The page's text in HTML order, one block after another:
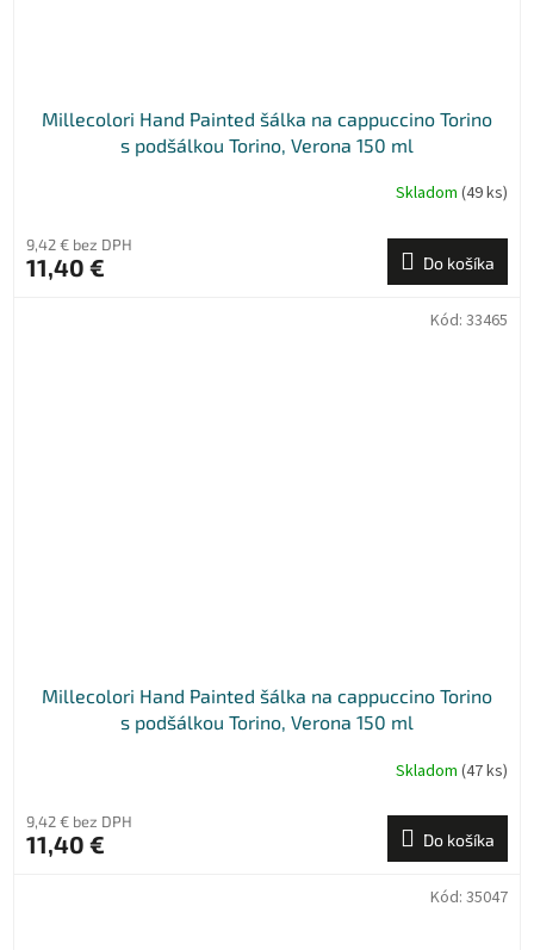
Millecolori Hand Painted šálka na cappuccino Torino
s podšálkou Torino, Verona 150 ml
Skladom (49 ks)
9,42 € bez DPH
11,40 € Do košíka
Millecolori Hand Painted šálka na cappuccino Torino
s podšálkou Torino, Verona 150 ml
Skladom (47 ks)
9,42 € bez DPH
11,40 € Do košíka
Kód: 33465
Kód: 35047